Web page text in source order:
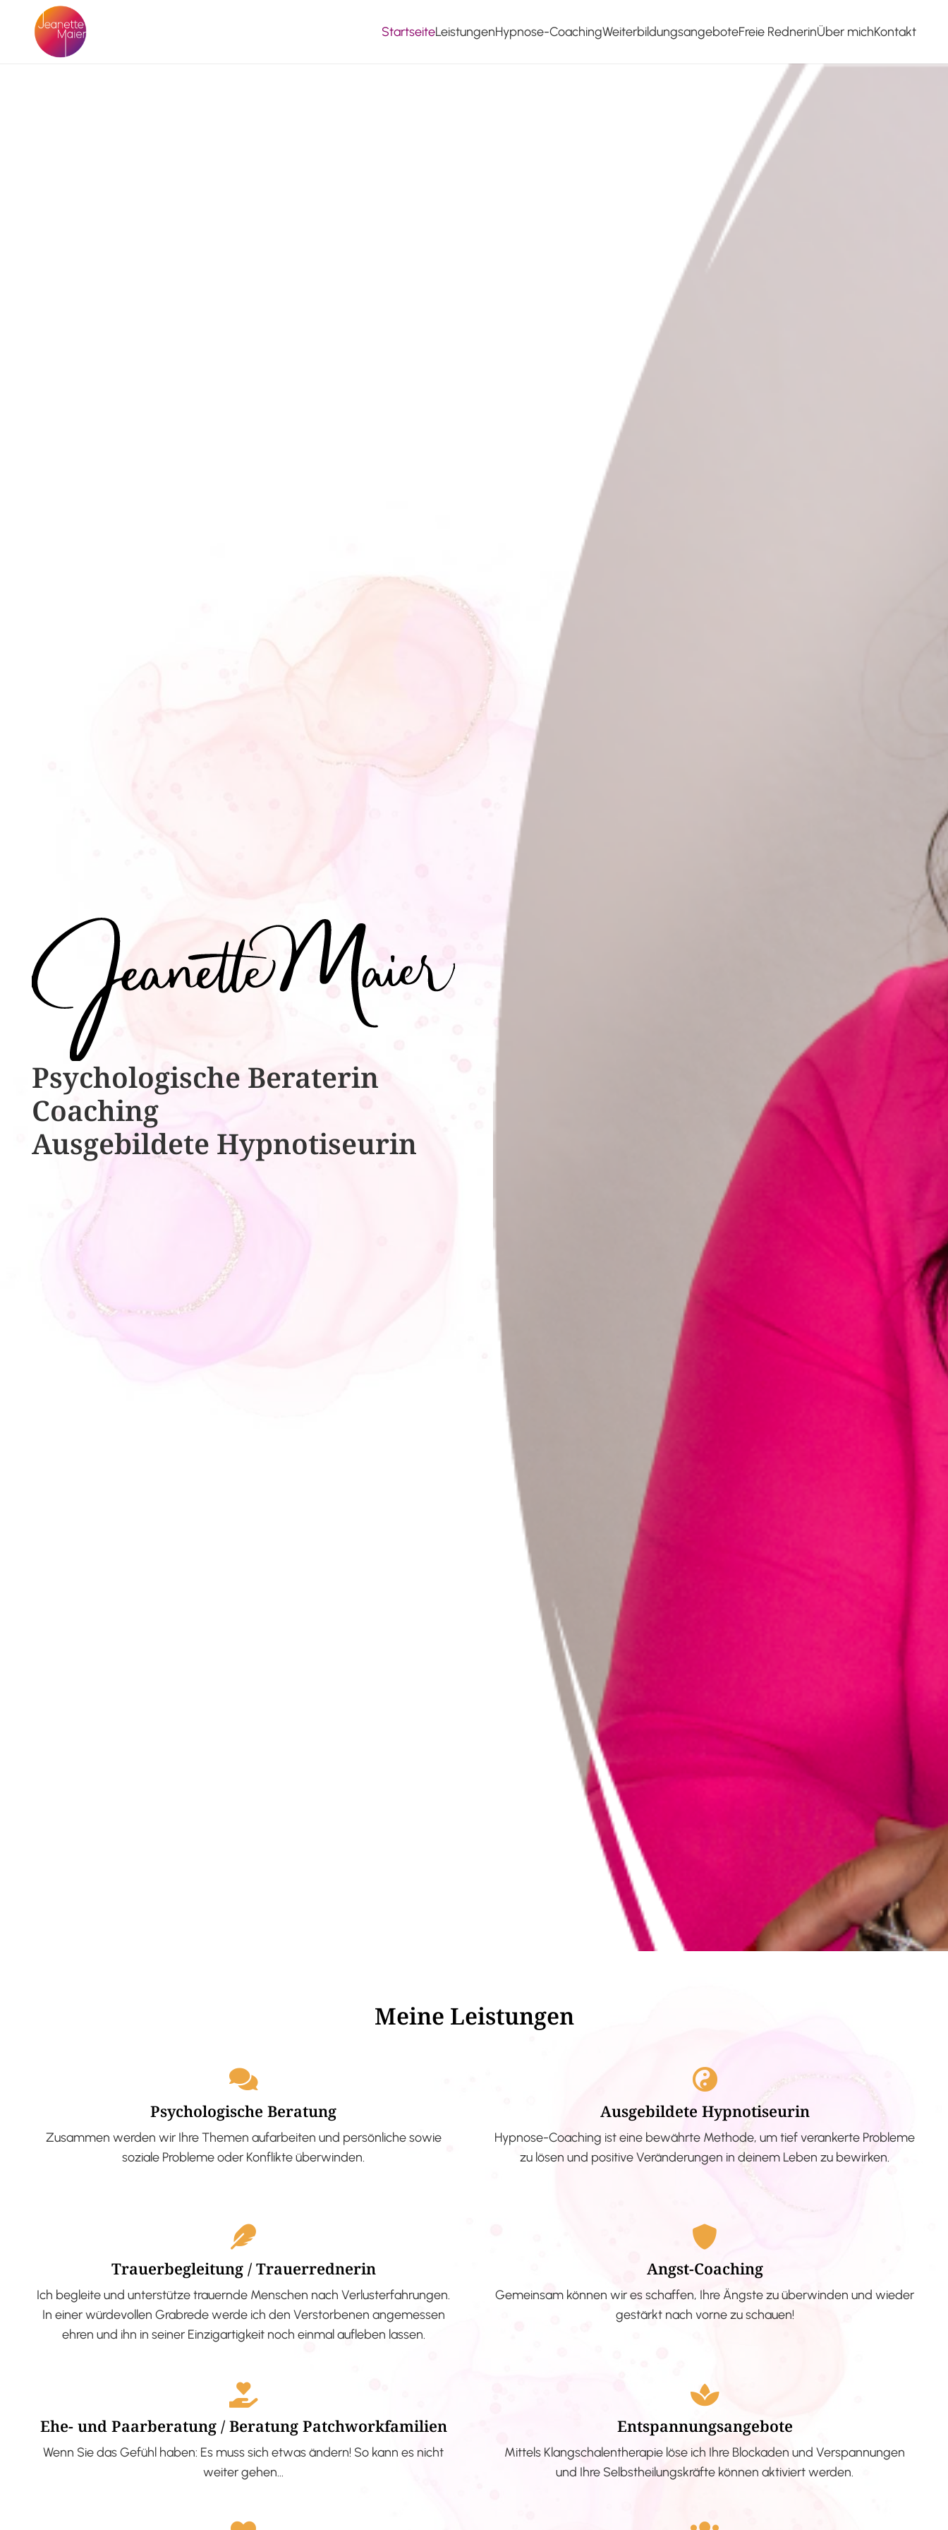
StartseiteLeistungenHypnose-CoachingWeiterbildungsangeboteFreie RednerinÜber michKontakt
Psychologische ​​Beraterin
Coaching
Ausgebildete​ ​Hypnotiseurin
Meine Leistungen
Psychologische Beratung
Zusammen werden wir Ihre Themen aufarbeiten und persönliche sowie
soziale Probleme oder Konflikte überwinden.
Ausgebildete Hypnotiseurin
Hypnose-Coaching ist eine bewährte Methode, um tief verankerte Probleme
zu lösen und positive Veränderungen in deinem Leben zu bewirken.
Trauerbegleitung / Trauerrednerin
Ich begleite und unterstütze trauernde Menschen nach Verlusterfahrungen.
In einer würdevollen Grabrede werde ich den Verstorbenen angemessen
ehren und ihn in seiner Einzigartigkeit noch einmal aufleben lassen.
Angst-Coaching
Gemeinsam können wir es schaffen, Ihre Ängste zu überwinden und wieder
gestärkt nach vorne zu schauen!
Ehe- und Paarberatung / Beratung Patchworkfamilien
Wenn Sie das Gefühl haben: Es muss sich etwas ändern! So kann es nicht
weiter gehen…
Entspannungsangebote
Mittels Klangschalentherapie löse ich Ihre Blockaden und Verspannungen
und Ihre Selbstheilungskräfte können aktiviert werden.